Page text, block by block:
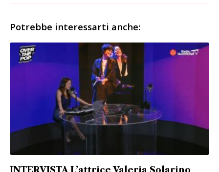
Potrebbe interessarti anche: